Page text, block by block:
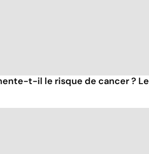
t-il le risque de cancer ? Le